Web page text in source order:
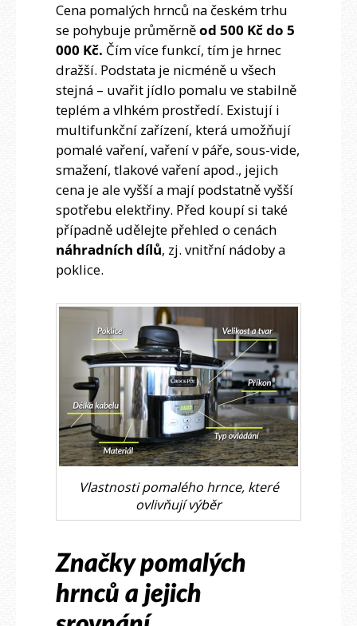
Cena pomalých hrnců na českém trhu
se pohybuje průměrněod 500 Kč do 5
000 Kč. Čím více funkcí, tím je hrnec
dražší. Podstata je nicméně u všech
stejná – uvařit jídlo pomalu ve stabilně
teplém a vlhkém prostředí. Existují i
multifunkční zařízení, která umožňují
pomalé vaření, vaření v páře, sous-vide,
smažení, tlakové vaření apod., jejich
cena je ale vyšší a mají podstatně vyšší
spotřebu elektřiny. Před koupí si také
případně udělejte přehled o cenách
náhradních dílů, zj. vnitřní nádoby a
poklice.
Vlastnosti pomalého hrnce, které
ovlivňují výběr
Značky pomalých
hrnců a jejich